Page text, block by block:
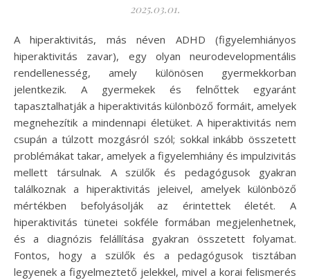
2025.03.01.
A hiperaktivitás, más néven ADHD (figyelemhiányos
hiperaktivitás zavar), egy olyan neurodevelopmentális
rendellenesség, amely különösen gyermekkorban
jelentkezik. A gyermekek és felnőttek egyaránt
tapasztalhatják a hiperaktivitás különböző formáit, amelyek
megnehezítik a mindennapi életüket. A hiperaktivitás nem
csupán a túlzott mozgásról szól; sokkal inkább összetett
problémákat takar, amelyek a figyelemhiány és impulzivitás
mellett társulnak. A szülők és pedagógusok gyakran
találkoznak a hiperaktivitás jeleivel, amelyek különböző
mértékben befolyásolják az érintettek életét. A
hiperaktivitás tünetei sokféle formában megjelenhetnek,
és a diagnózis felállítása gyakran összetett folyamat.
Fontos, hogy a szülők és a pedagógusok tisztában
legyenek a figyelmeztető jelekkel, mivel a korai felismerés